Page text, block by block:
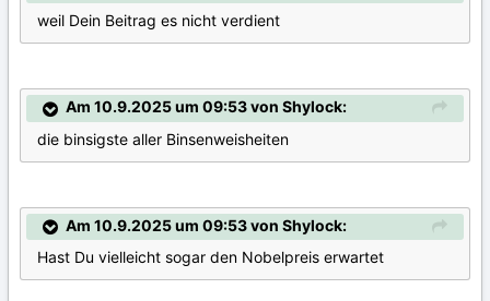
weil Dein Beitrag es nicht verdient
Am 10.9.2025 um 09:53 von Shylock:
die binsigste aller Binsenweisheiten
Am 10.9.2025 um 09:53 von Shylock:
Hast Du vielleicht sogar den Nobelpreis erwartet